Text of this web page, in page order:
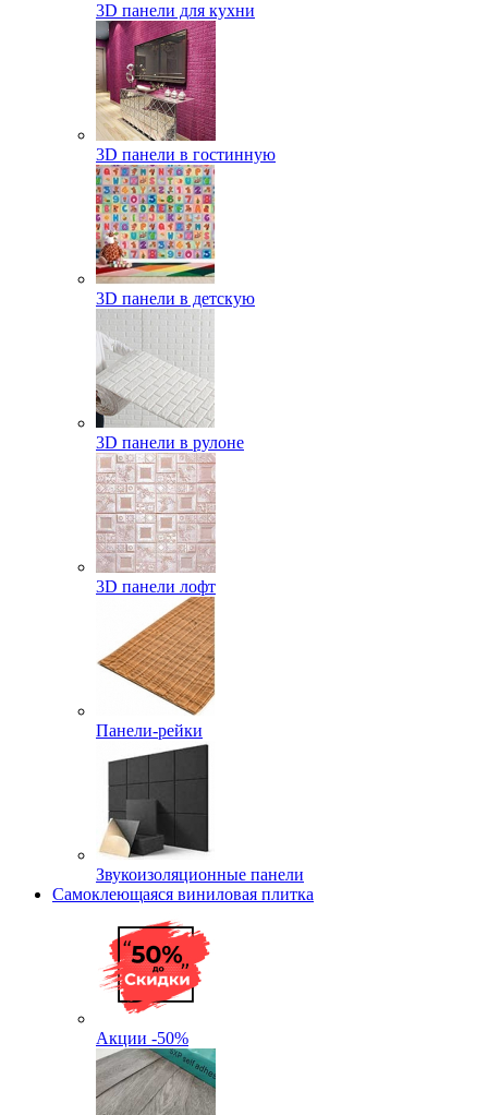
3D панели для кухни
3D панели в гостинную
3D панели в детскую
3D панели в рулоне
3D панели лофт
Панели-рейки
Звукоизоляционные панели
Самоклеющаяся виниловая плитка
Акции -50%